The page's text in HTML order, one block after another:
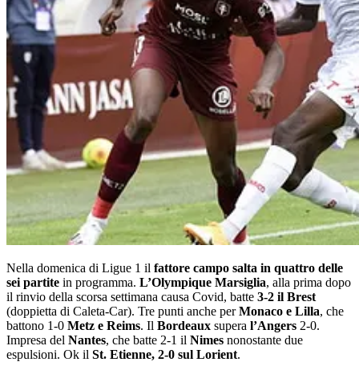
Nella domenica di Ligue 1 il fattore campo salta in quattro delle
sei partite in programma. L’Olympique Marsiglia, alla prima dopo
il rinvio della scorsa settimana causa Covid, batte 3-2 il Brest
(doppietta di Caleta-Car). Tre punti anche perMonaco e Lilla, che
battono 1-0 Metz e Reims. Il Bordeaux supera l’Angers 2-0.
Impresa del Nantes, che batte 2-1 il Nimes nonostante due
espulsioni. Ok il St. Etienne, 2-0 sul Lorient.